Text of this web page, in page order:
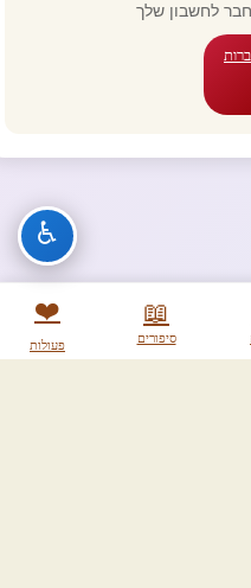
📖
סיפורים
❤️
פעולות
לחשבון שלך
♿